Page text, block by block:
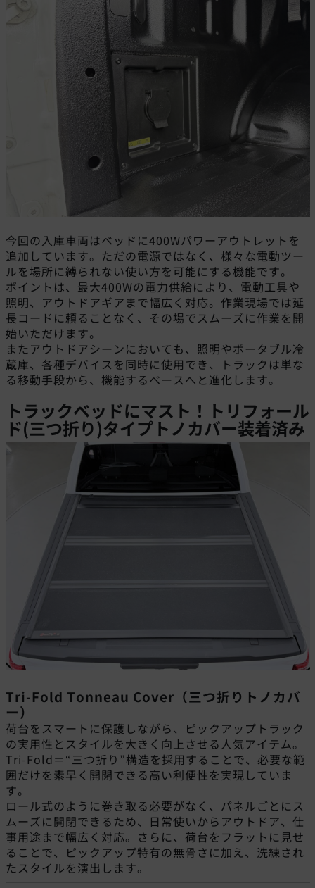
今回の入庫車両はベッドに400Wパワーアウトレットを
追加しています。ただの電源ではなく、様々な電動ツー
ルを場所に縛られない使い方を可能にする機能です。
ポイントは、最大400Wの電力供給により、電動工具や
照明、アウトドアギアまで幅広く対応。作業現場では延
長コードに頼ることなく、その場でスムーズに作業を開
始いただけます。
またアウトドアシーンにおいても、照明やポータブル冷
蔵庫、各種デバイスを同時に使用でき、トラックは単な
る移動手段から、機能するベースへと進化します。
トラックベッドにマスト！トリ フォール
ド(三つ折り)タイプトノカバー装着済み
Tri-Fold Tonneau Cover（三つ折りトノカバ
ー）
荷台をスマートに保護しながら、ピックアップトラック
の実用性とスタイルを大きく向上させる人気アイテム。
Tri-Fold＝“三つ折り”構造を採用することで、必要な範
囲だけを素早く開閉できる高い利便性を実現していま
す。
ロール式のように巻き取る必要がなく、パネルごとにス
ムーズに開閉できるため、日常使いからアウトドア、仕
事用途まで幅広く対応。さらに、荷台をフラットに見せ
ることで、ピックアップ特有の無骨さに加え、洗練され
たスタイルを演出します。